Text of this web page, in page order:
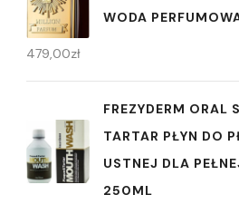
WODA
479,00zł
FREZYDERM ORAL
TARTAR PŁYN DO
USTNEJ DLA
250ML